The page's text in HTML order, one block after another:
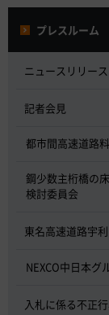
プレスルーム
ニュースリリース
記者会見
都市間高速道路
鋼少数主桁橋の
検討委員会
東名高速道路宇
NEXCO中日本グ
入札に係る不正